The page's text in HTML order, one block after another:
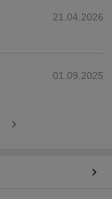
21.04.2026
01.09.2025